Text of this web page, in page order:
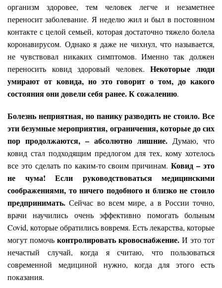
организм здоровее, тем человек легче и незаметнее
переносит заболевание. Я неделю жил и был в постоянном
контакте с целой семьей, которая достаточно тяжело болела
коронавирусом. Однако я даже не чихнул, что называется,
не чувствовал никаких симптомов. Именно так должен
переносить ковид здоровый человек.Некоторые люди
умирают от ковида, но это говорит о том, до какого
состояния они довели себя ранее. К сожалению.
Болезнь неприятная, но панику разводить не стоило. Все
эти безумные мероприятия, ограничения, которые до сих
пор продолжаются, – абсолютно лишние. Думаю, что
ковид стал подходящим предлогом для тех, кому хотелось
все это сделать по каким-то своим причинам.Ковид – это
не чума! Если руководствоваться медицинскими
соображениями, то ничего подобного и близко не стоило
предпринимать.Сейчас во всем мире, а в России точно,
врачи научились очень эффективно помогать больным
Covid, которые обратились вовремя. Есть лекарства, которые
могут помочь контролировать кровоснабжение. И это тот
нечастый случай, когда я считаю, что пользоваться
современной медициной нужно, когда для этого есть
показания.